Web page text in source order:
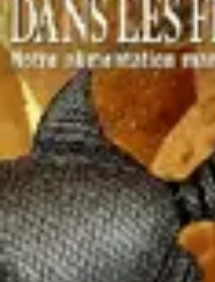
Poissons Frais
Guide d'achatAchat et SélectionAchat et
d'AchatRecettes
Poissons Frais